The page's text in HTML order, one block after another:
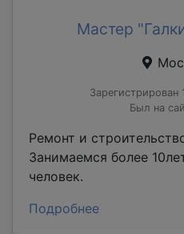
Мастер
Зарегистрирован
Был на
Ремонт и
Занимаемся более
человек.
Подробнее